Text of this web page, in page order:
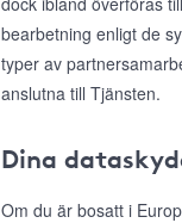
bearbetning enligt de
typer av
anslutna till Tjänsten.
Dina
Om du är bosatt i